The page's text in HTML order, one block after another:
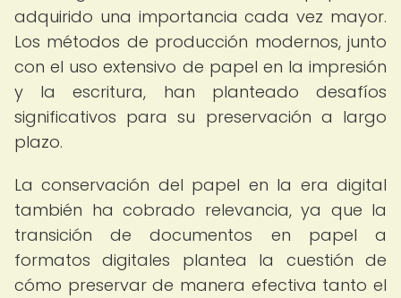
adquirido una importancia cada vez mayor.
Los métodos de producción modernos, junto
con el uso extensivo de papel en la impresión
y la escritura, han planteado desafíos
significativos para su preservación a largo
plazo.
La conservación del papel en la era digital
también ha cobrado relevancia, ya que la
transición de documentos en papel a
formatos digitales plantea la cuestión de
cómo preservar de manera efectiva tanto el